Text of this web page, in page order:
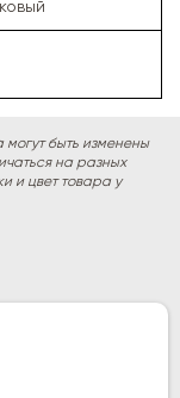
быть изменены
на разных
и цвет товара у